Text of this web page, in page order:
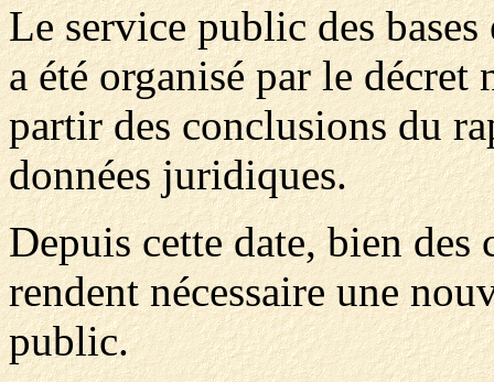
Le service public des
a été organisé par le
partir des conclusions du
données juridiques.
Depuis cette date, bien
rendent nécessaire une
public.